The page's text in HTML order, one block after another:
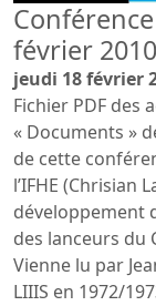
février 2010
jeudi 18 février
Fichier PDF des
« Documents »
de cette
l’IFHE (Chrisian
développement
des lanceurs du
Vienne lu par
LIIIS en 1972/